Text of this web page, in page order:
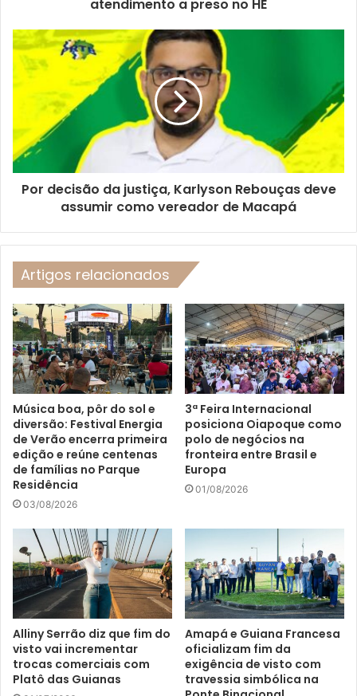
atendimento a preso no HE
Por decisão da justiça, Karlyson Rebouças deve
assumir como vereador de Macapá
Artigos relacionados
Música boa, pôr do sol e
diversão: Festival Energia
de Verão encerra primeira
edição e reúne centenas
de famílias no Parque
Residência
03/08/2026
3ª Feira Internacional
posiciona Oiapoque como
polo de negócios na
fronteira entre Brasil e
Europa
01/08/2026
Alliny Serrão diz que fim do
visto vai incrementar
trocas comerciais com
Platô das Guianas
Amapá e Guiana Francesa
oficializam fim da
exigência de visto com
travessia simbólica na